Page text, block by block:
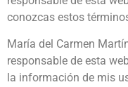
conozcas estos
María del Carmen
responsable de esta
la información de mis